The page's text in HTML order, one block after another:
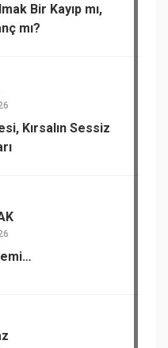
Bir Kayıp mı,
mı?
Kırsalın Sessiz